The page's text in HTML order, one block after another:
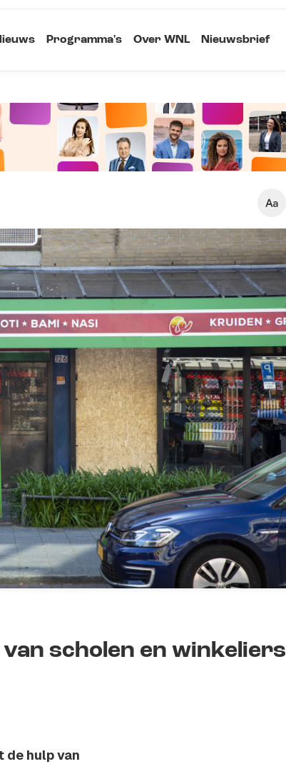
Programma's Over WNL Nieuwsbrief
Klein
Standaard
Groot
Kopieer link
scholen en winkeliers
de hulp van